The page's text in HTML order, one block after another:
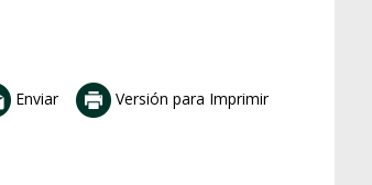
Enviar Versión para Imprimir